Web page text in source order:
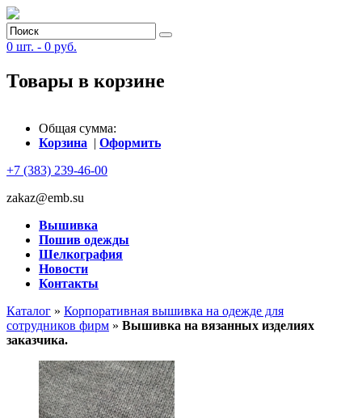
0 шт. - 0 руб.
Товары в корзине
Общая сумма:
Корзина | Оформить
+7 (383) 239-46-00
zakaz@emb.su
Вышивка
Пошив одежды
Шелкография
Новости
Контакты
Каталог » Корпоративная вышивка на одежде для
сотрудников фирм » Вышивка на вязанных изделиях
заказчика.